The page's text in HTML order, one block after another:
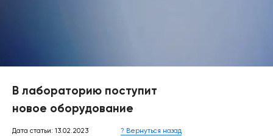
? Вернуться назад
В лабораторию поступит
новое оборудование
Дата статьи: 13.02.2023